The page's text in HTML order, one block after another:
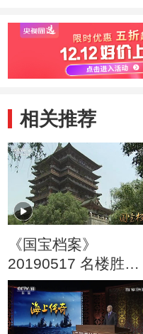
相关推荐
《国宝档案》
20190517 名楼胜阁
——滕王高阁临江渚